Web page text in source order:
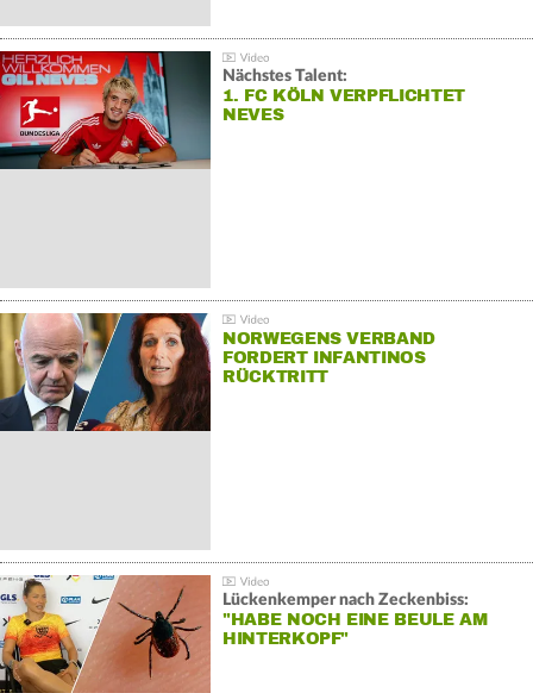
Nächstes Talent:
1. FC KÖLN VERPFLICHTET
NEVES
NORWEGENS VERBAND
FORDERT INFANTINOS
RÜCKTRITT
Lückenkemper nach Zeckenbiss:
"HABE NOCH EINE BEULE AM
HINTERKOPF"